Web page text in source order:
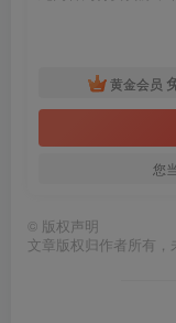
黄金会员
您
© 版权声明
文章版权归作者所有，